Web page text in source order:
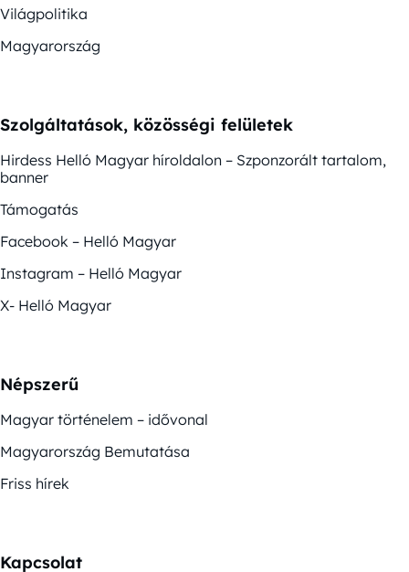
Világpolitika
Magyarország
Szolgáltatások, közösségi felületek
Hirdess Helló Magyar híroldalon – Szponzorált tartalom,
banner
Támogatás
Facebook – Helló Magyar
Instagram – Helló Magyar
X- Helló Magyar
Népszerű
Magyar történelem – idővonal
Magyarország Bemutatása
Friss hírek
Kapcsolat